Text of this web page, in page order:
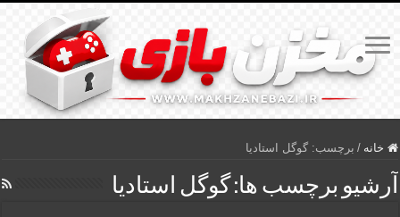
خانه / برچسب:گوگل استادیا
آرشیو برچسب ها: گوگل استادیا